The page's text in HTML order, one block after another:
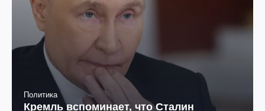
Политика